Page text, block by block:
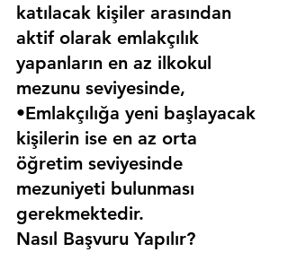
katılacak kişiler arasından
aktif olarak emlakçılık
yapanların en az ilkokul
mezunu seviyesinde,
•Emlakçılığa yeni başlayacak
kişilerin ise en az orta
öğretim seviyesinde
mezuniyeti bulunması
gerekmektedir.
Nasıl Başvuru Yapılır?